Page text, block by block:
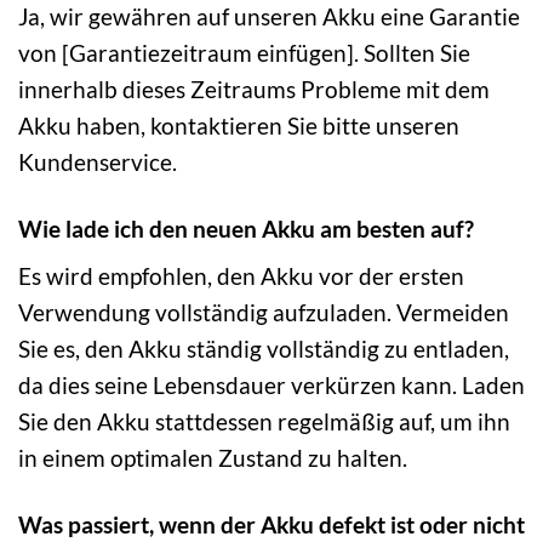
Ja, wir gewähren auf unseren Akku eine Garantie
von [Garantiezeitraum einfügen]. Sollten Sie
innerhalb dieses Zeitraums Probleme mit dem
Akku haben, kontaktieren Sie bitte unseren
Kundenservice.
Wie lade ich den neuen Akku am besten auf?
Es wird empfohlen, den Akku vor der ersten
Verwendung vollständig aufzuladen. Vermeiden
Sie es, den Akku ständig vollständig zu entladen,
da dies seine Lebensdauer verkürzen kann. Laden
Sie den Akku stattdessen regelmäßig auf, um ihn
in einem optimalen Zustand zu halten.
Was passiert, wenn der Akku defekt ist oder nicht